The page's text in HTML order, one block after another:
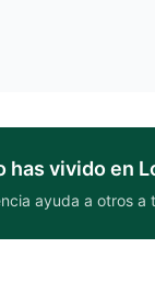
has vivido en
ayuda a otros a